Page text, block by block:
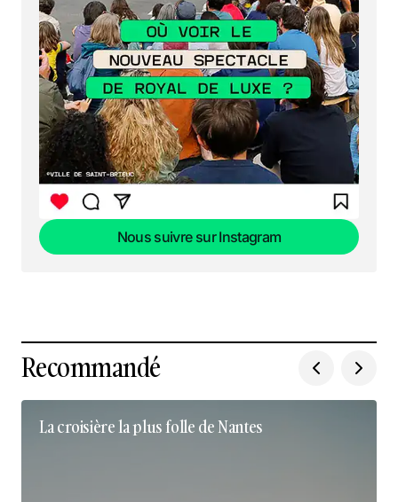
Nous suivre sur Instagram
Recommandé
La croisière la plus folle de Nantes